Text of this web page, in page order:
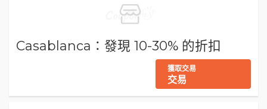
Casablanca：發現 10-30% 的折扣
獲取交易
交易